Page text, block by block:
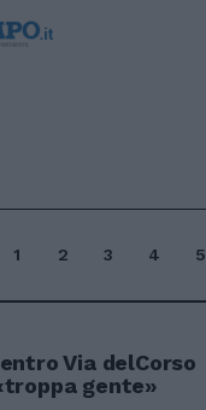
1 2 3 4 5
Via delCorso
gente»